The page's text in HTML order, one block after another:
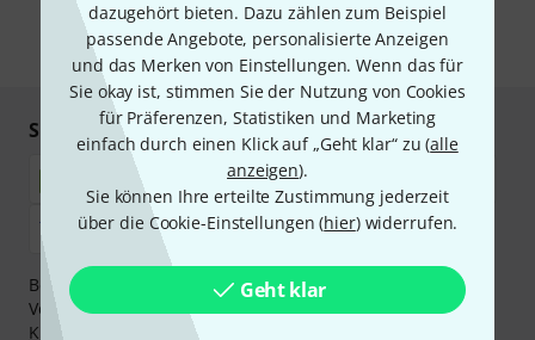
dazugehört bieten. Dazu zählen zum Beispiel
passende Angebote, personalisierte Anzeigen
und das Merken von Einstellungen. Wenn das für
Sie okay ist, stimmen Sie der Nutzung von Cookies
für Präferenzen, Statistiken und Marketing
einfach durch einen Klick auf „Geht klar“ zu (alle
anzeigen).
Sie können Ihre erteilte Zustimmung jederzeit
über die Cookie-Einstellungen (hier) widerrufen.
Geht klar
unserenDatenschutzhinweisen.
* Pflichtfeld
Sicher einkaufen & bezahlen
Bezahlen Sie vertraulich und sicher per Nachnahme,
Vorkasse, PayPal, Amazon Pay,Klarna Sofort bezahlen,
Klarna Ratenzahlungoder Kreditkarte.